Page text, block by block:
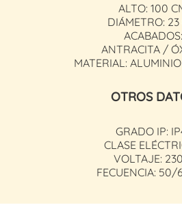
ALTO: 100
DIÁMETRO: 23
ACABADOS:
ANTRACITA /
MATERIAL:
OTROS
GRADO IP:
CLASE
VOLTAJE:
FECUENCIA: 50/